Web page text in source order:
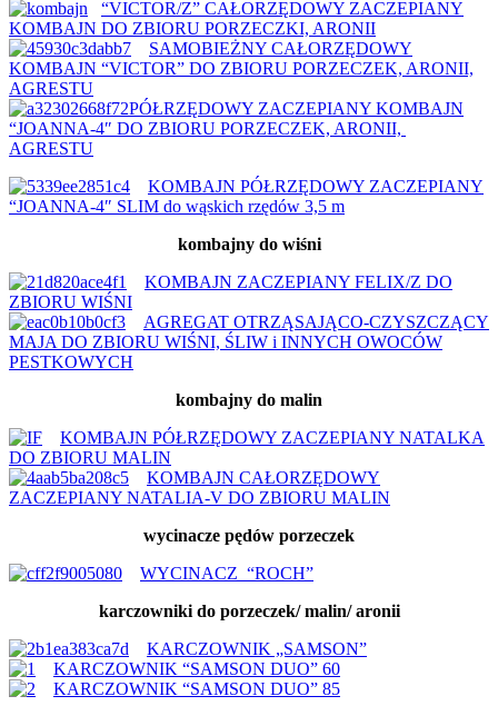
“VICTOR/Z” CAŁORZĘDOWY ZACZEPIANY
KOMBAJN DO ZBIORU PORZECZKI, ARONII
SAMOBIEŻNY CAŁORZĘDOWY
KOMBAJN “VICTOR” DO ZBIORU PORZECZEK, ARONII,
AGRESTU
PÓŁRZĘDOWY ZACZEPIANY KOMBAJN
“JOANNA-4″ DO ZBIORU PORZECZEK, ARONII,
AGRESTU
KOMBAJN PÓŁRZĘDOWY ZACZEPIANY
“JOANNA-4″ SLIM do wąskich rzędów 3,5 m
kombajny do wiśni
KOMBAJN ZACZEPIANY FELIX/Z DO
ZBIORU WIŚNI
AGREGAT OTRZĄSAJĄCO-CZYSZCZĄCY
MAJA DO ZBIORU WIŚNI, ŚLIW i INNYCH OWOCÓW
PESTKOWYCH
kombajny do malin
KOMBAJN PÓŁRZĘDOWY ZACZEPIANY NATALKA
DO ZBIORU MALIN
KOMBAJN CAŁORZĘDOWY
ZACZEPIANY NATALIA-V DO ZBIORU MALIN
wycinacze pędów porzeczek
WYCINACZ “ROCH”
karczowniki do porzeczek/ malin/ aronii
KARCZOWNIK „SAMSON”
KARCZOWNIK “SAMSON DUO” 60
KARCZOWNIK “SAMSON DUO” 85